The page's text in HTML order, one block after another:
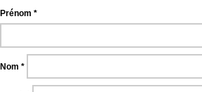
Prénom
Nom